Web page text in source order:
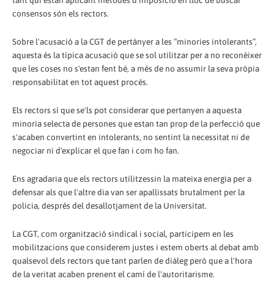
consensos són els rectors.
Sobre l'acusació a la CGT de pertànyer a les “minories intolerants”,
aquesta és la típica acusació que se sol utilitzar per a no reconèixer
que les coses no s'estan fent bé, a més de no assumir la seva pròpia
responsabilitat en tot aquest procés.
Els rectors sí que se'ls pot considerar que pertanyen a aquesta
minoria selecta de persones que estan tan prop de la perfecció que
s'acaben convertint en intolerants, no sentint la necessitat ni de
negociar ni d'explicar el que fan i com ho fan.
Ens agradaria que els rectors utilitzessin la mateixa energia per a
defensar als que l'altre dia van ser apallissats brutalment per la
policia, després del desallotjament de la Universitat.
La CGT, com organització sindical i social, participem en les
mobilitzacions que considerem justes i estem oberts al debat amb
qualsevol dels rectors que tant parlen de diàleg però que a l'hora
de la veritat acaben prenent el camí de l'autoritarisme.